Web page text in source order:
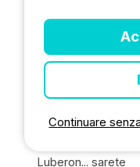
correrete questo
rischio,: decine di
svaghi e
aspettano, anche
Mont Ventoux, il
Luberon... sarete
Continuare